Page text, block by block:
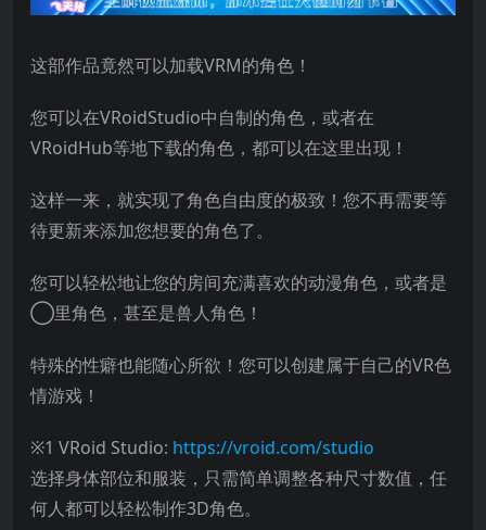
这部作品竟然可以加载VRM的角色！
您可以在VRoidStudio中自制的角色，或者在
VRoidHub等地下载的角色，都可以在这里出现！
这样一来，就实现了角色自由度的极致！您不再需要等
待更新来添加您想要的角色了。
您可以轻松地让您的房间充满喜欢的动漫角色，或者是
◯里角色，甚至是兽人角色！
特殊的性癖也能随心所欲！您可以创建属于自己的VR色
情游戏！
※1 VRoid Studio: https://vroid.com/studio
选择身体部位和服装，只需简单调整各种尺寸数值，任
何人都可以轻松制作3D角色。